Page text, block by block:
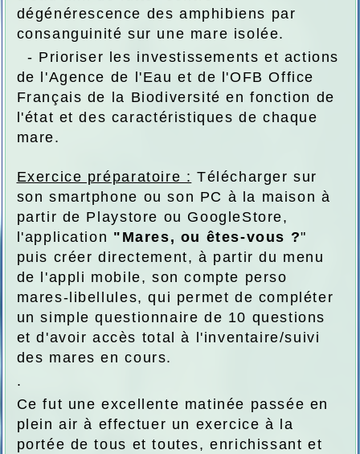
dégénérescence des amphibiens par
consanguinité sur une mare isolée.
- Prioriser les investissements et actions
de l'Agence de l'Eau et de l'OFB Office
Français de la Biodiversité en fonction de
l'état et des caractéristiques de chaque
mare.
Exercice préparatoire : Télécharger sur
son smartphone ou son PC à la maison à
partir de Playstore ou GoogleStore,
l'application "Mares, ou êtes-vous ?"
puis créer directement, à partir du menu
de l'appli mobile, son compte perso
mares-libellules, qui permet de compléter
un simple questionnaire de 10 questions
et d'avoir accès total à l'inventaire/suivi
des mares en cours.
.
Ce fut une excellente matinée passée en
plein air à effectuer un exercice à la
portée de tous et toutes, enrichissant et